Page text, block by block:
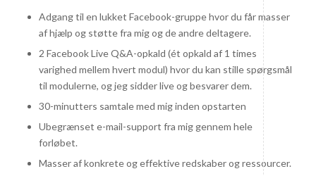
Adgang til en lukket Facebook-gruppe hvor du får masser
af hjælp og støtte fra mig og de andre deltagere.
2 Facebook Live Q&A-opkald (ét opkald af 1 times
varighed mellem hvert modul) hvor du kan stille spørgsmål
til modulerne, og jeg sidder live og besvarer dem.
30-minutters samtale med mig inden opstarten
Ubegrænset e-mail-support fra mig gennem hele
forløbet.
Masser af konkrete og effektive redskaber og ressourcer.